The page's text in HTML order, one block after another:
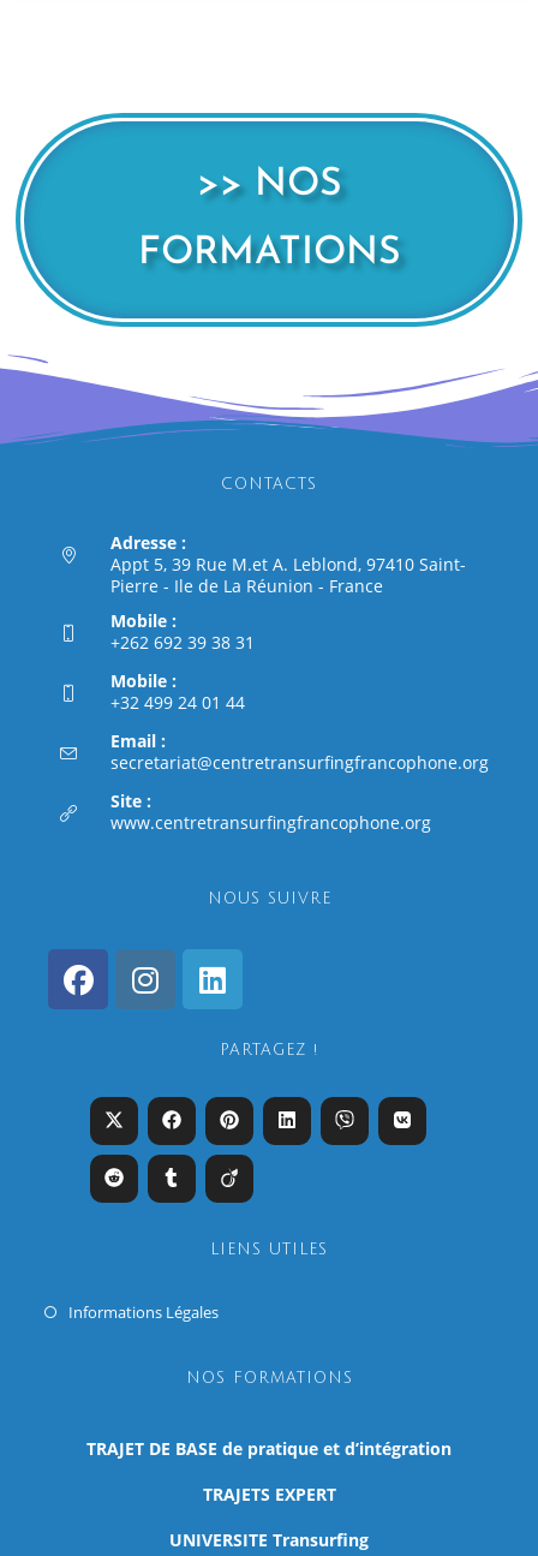
>> NOS
FORMATIONS
CONTACTS
Adresse :
Appt 5, 39 Rue M.et A. Leblond, 97410 Saint-
Pierre - Ile de La Réunion - France
Mobile :
+262 692 39 38 31
Mobile :
+32 499 24 01 44
Email :
secretariat@centretransurfingfrancophone.org
Site :
www.centretransurfingfrancophone.org
NOUS SUIVRE
PARTAGEZ !
LIENS UTILES
Informations Légales
NOS FORMATIONS
TRAJET DE BASE de pratique et d’intégration
TRAJETS EXPERT
UNIVERSITE Transurfing